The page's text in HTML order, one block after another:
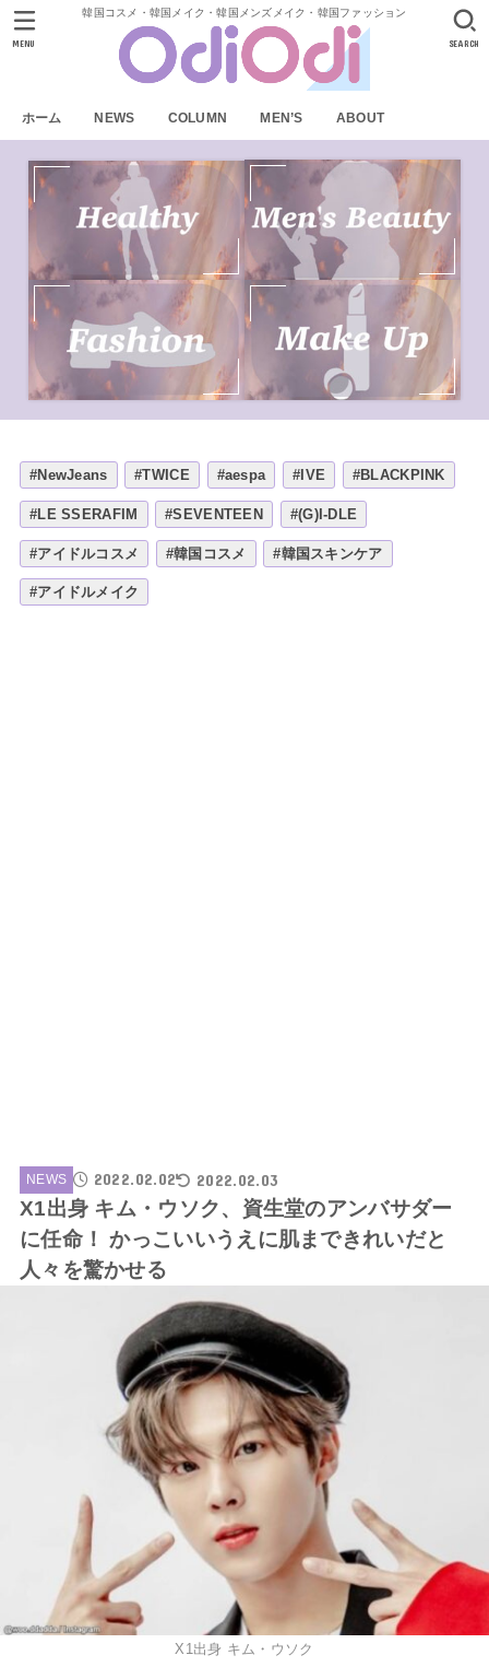
韓国コスメ・韓国メイク・韓国メンズメイク・韓国ファッション
ホーム NEWS COLUMN MEN’S ABOUT
SEARCH
MENU
#NewJeans #TWICE #aespa #IVE #BLACKPINK
#LE SSERAFIM #SEVENTEEN #(G)I-DLE
#アイドルコスメ #韓国コスメ #韓国スキンケア
#アイドルメイク
NEWS 2022.02.02 2022.02.03
X1出身 キム・ウソク、資生堂のアンバサダー
に任命！ かっこいいうえに肌まできれいだと
人々を驚かせる
X1出身 キム・ウソク